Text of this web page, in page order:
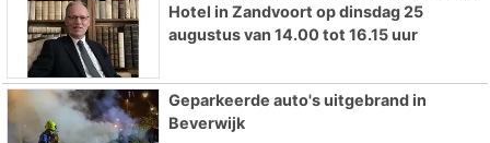
Hotel in Zandvoort op dinsdag 25
augustus van 14.00 tot 16.15 uur
Geparkeerde auto's uitgebrand in
Beverwijk